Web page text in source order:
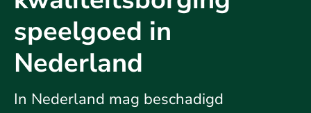
speelgoed in
Nederland
In Nederland mag beschadigd